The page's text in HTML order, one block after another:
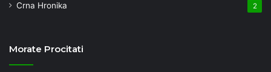
Crna Hronika 2
Morate Procitati